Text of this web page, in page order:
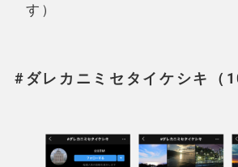
す）
#ダレカニミセタイケシキ（